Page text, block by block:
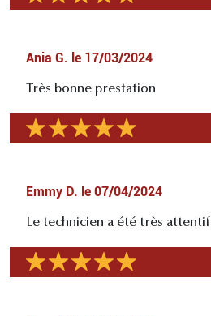
Ania G. le 17/03/2024
Très bonne prestation
Emmy D. le 07/04/2024
Le technicien a été très attentif